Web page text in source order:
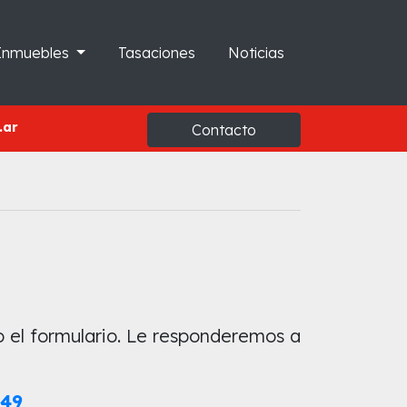
Tasaciones Noticias
Contacto
formulario. Le responderemos a